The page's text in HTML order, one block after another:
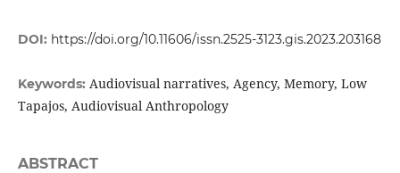
DOI: https://doi.org/10.11606/issn.2525-3123.gis.2023.203168
Keywords: Audiovisual narratives, Agency, Memory, Low
Tapajos, Audiovisual Anthropology
ABSTRACT